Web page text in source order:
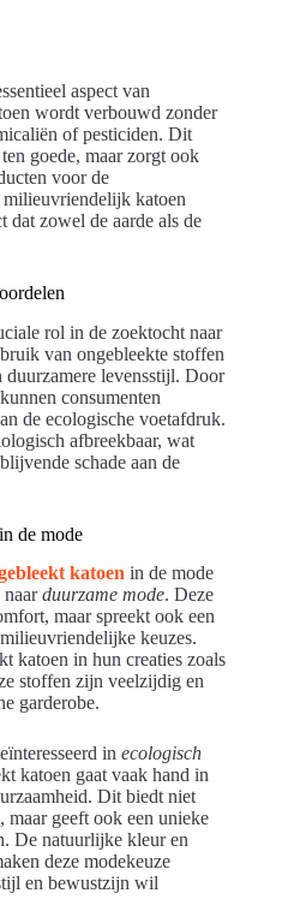
aspect van
wordt verbouwd zonder
of pesticiden. Dit
goede, maar zorgt ook
voor de
katoen
dat zowel de aarde als de
rol in de zoektocht naar
van ongebleekte stoffen
duurzamere levensstijl. Door
consumenten
de ecologische voetafdruk.
afbreekbaar, wat
schade aan de
de mode
katoen in de mode
naarduurzame mode. Deze
maar spreekt ook een
keuzes.
katoen in hun creaties zoals
stoffen zijn veelzijdig en
garderobe.
in ecologisch
katoen gaat vaak hand in
Dit biedt niet
geeft ook een unieke
De natuurlijke kleur en
deze modekeuze
en bewustzijn wil